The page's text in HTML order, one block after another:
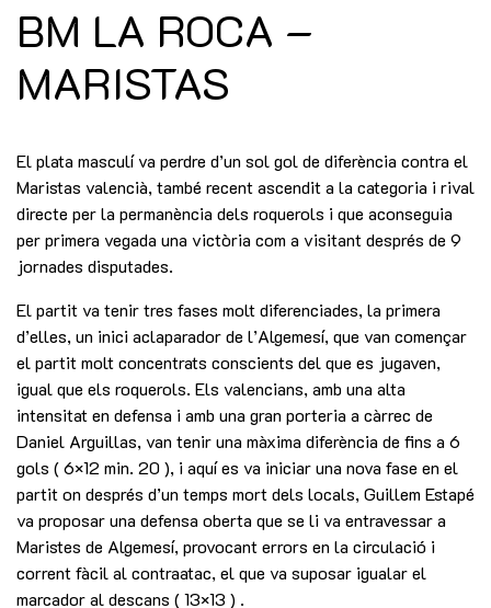
BM LA ROCA –
MARISTAS
El plata masculí va perdre d’un sol gol de diferència contra el
Maristas valencià, també recent ascendit a la categoria i rival
directe per la permanència dels roquerols i que aconseguia
per primera vegada una victòria com a visitant després de 9
jornades disputades.
El partit va tenir tres fases molt diferenciades, la primera
d’elles, un inici aclaparador de l’Algemesí, que van començar
el partit molt concentrats conscients del que es jugaven,
igual que els roquerols. Els valencians, amb una alta
intensitat en defensa i amb una gran porteria a càrrec de
Daniel Arguillas, van tenir una màxima diferència de fins a 6
gols ( 6×12 min. 20 ), i aquí es va iniciar una nova fase en el
partit on després d’un temps mort dels locals, Guillem Estapé
va proposar una defensa oberta que se li va entravessar a
Maristes de Algemesí, provocant errors en la circulació i
corrent fàcil al contraatac, el que va suposar igualar el
marcador al descans ( 13×13 ) .